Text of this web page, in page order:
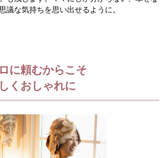
議な気持ちを思い出せるように。
に頼むからこそ
くおしゃれに